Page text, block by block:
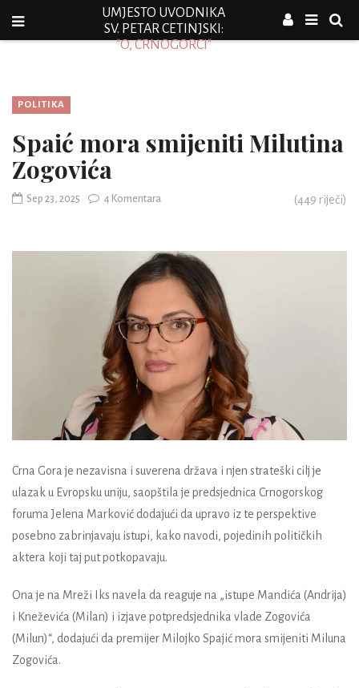
UMJESTO UVODNIKA
SV. PETAR CETINJSKI:
"O, CRNOGORCI"
POLITIKA
Spaić mora smijeniti Milutina
Zogovića
Sep 23, 2025 4 Komentara (449 riječi)
Crna Gora je nezavisna i suverena država i njen strateški cilj je
ulazak u Evropsku uniju, saopštila je predsjednica Crnogorskog
foruma Jelena Marković dodajući da upravo iz te perspektive
posebno zabrinjavaju istupi, kako navodi, pojedinih političkih
aktera koji taj put potkopavaju.
Ona je na Mreži Iks navela da reaguje na „istupe Mandića (Andrija)
i Kneževića (Milan) i izjave potpredsjednika vlade Zogovića
(Milun)“, dodajući da premijer Milojko Spajić mora smijeniti Miluna
Zogovića.